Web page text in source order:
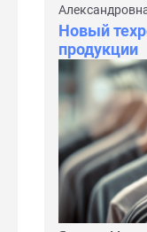
Новый
продукции